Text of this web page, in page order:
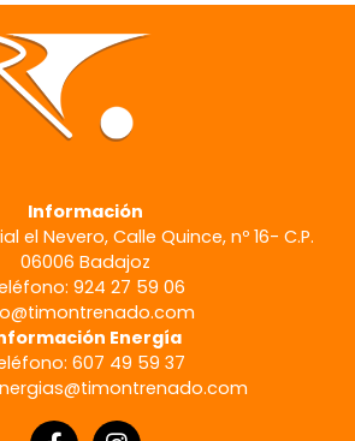
Información
el Nevero, Calle Quince, nº 16- C.P.
06006 Badajoz
924 27 59 06
Energía
607 49 59 37